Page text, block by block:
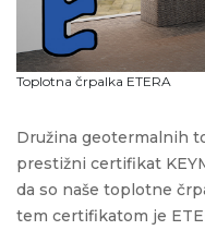
Toplotna črpalka ETERA
Družina geotermalnih
prestižni certifikat
da so naše toplotne
tem certifikatom je